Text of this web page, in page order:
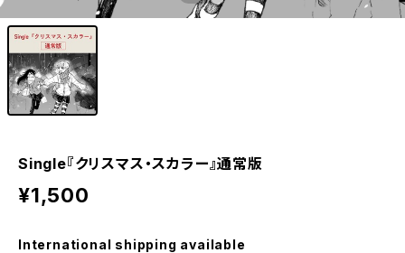
Single『クリスマス・スカラー』通常版
¥1,500
International shipping available